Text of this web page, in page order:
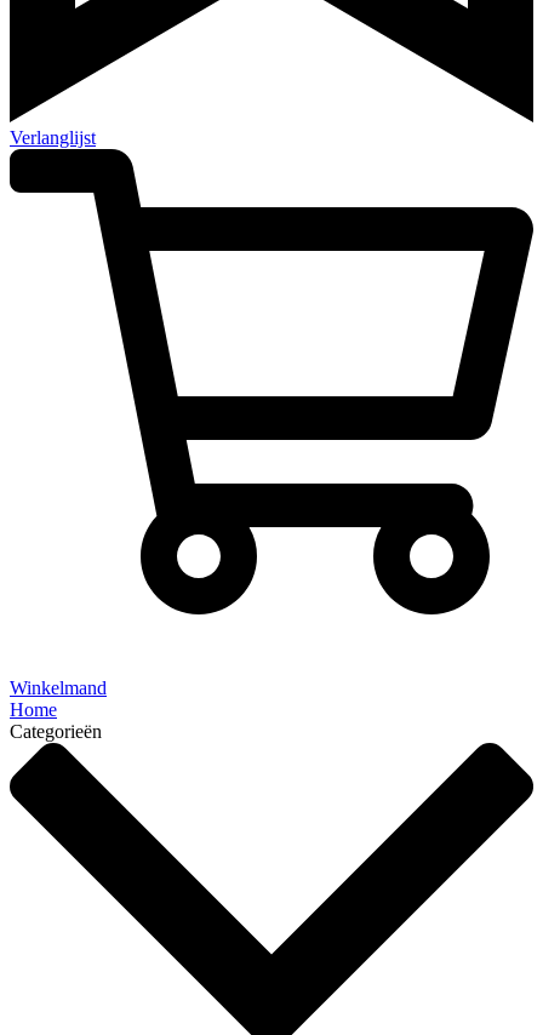
Verlanglijst
Winkelmand
Home
Categorieën